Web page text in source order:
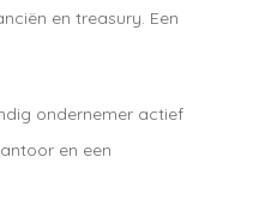
en treasury. Een
ondernemer actief
en een